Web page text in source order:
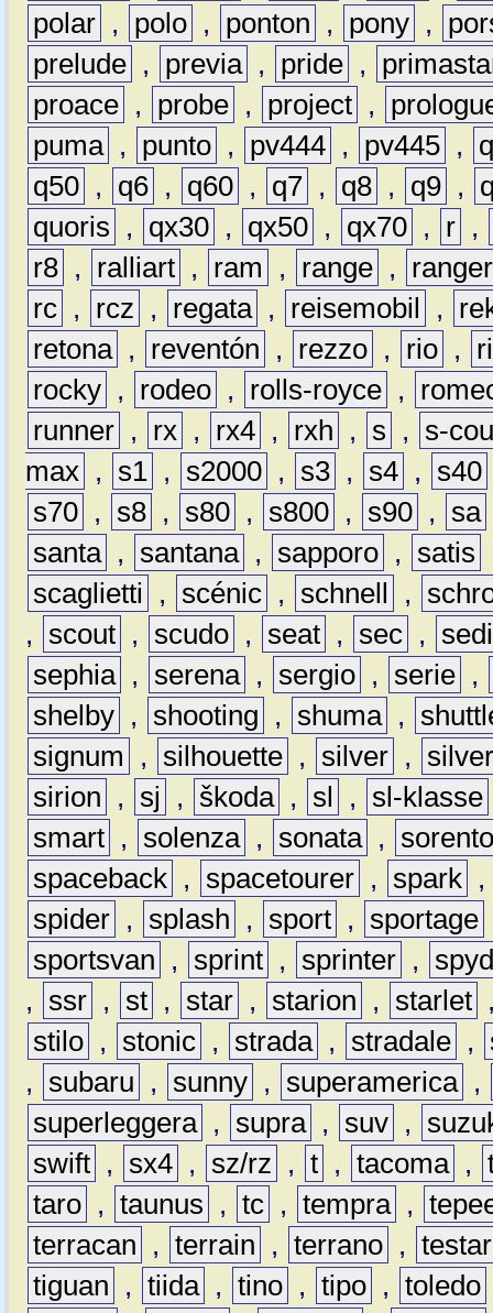
polar , polo , ponton , pony ,
prelude , previa , pride ,
proace , probe , project ,
puma , punto , pv444 , pv445 ,
q50 , q6 , q60 , q7 , q8 , q9 ,
quoris
, qx30 , qx50 , qx70 , r ,
r8 , ralliart , ram , range ,
ranger
rc , rcz , regata , reisemobil ,
retona , reventón , rezzo , rio ,
rocky , rodeo , rolls-royce ,
runner , rx , rx4 , rxh , s ,
s-
max , s1 , s2000 , s3 , s4 , s40
s70 , s8 , s80 , s800 , s90 , sa
santa , santana , sapporo , satis
scaglietti
, scénic , schnell ,
,
scout , scudo , seat , sec ,
sephia , serena , sergio , serie ,
shelby , shooting , shuma ,
signum
, silhouette , silver ,
sirion
, sj , škoda , sl , sl-klasse
smart , solenza , sonata ,
spaceback , spacetourer , spark ,
spider , splash , sport , sportage
sportsvan
, sprint , sprinter ,
,
ssr , st , star , starion , starlet
stilo , stonic , strada , stradale ,
,
subaru , sunny , superamerica ,
superleggera , supra , suv ,
swift , sx4 , sz/rz , t , tacoma ,
taro , taunus , tc , tempra ,
terracan
, terrain , terrano ,
tiguan
, tiida , tino , tipo , toledo